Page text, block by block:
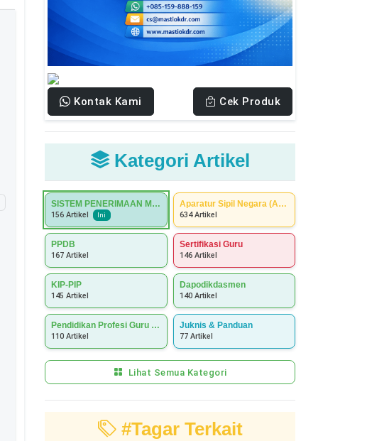
Kontak Kami Cek Produk
Kategori Artikel
SISTEM PENERIMAAN MURID BARU (SPMB)
156 Artikel Ini
Aparatur Sipil Negara (ASN)
634 Artikel
PPDB
167 Artikel
Sertifikasi Guru
146 Artikel
KIP-PIP
145 Artikel
Dapodikdasmen
140 Artikel
Pendidikan Profesi Guru (PPG)
110 Artikel
Juknis & Panduan
77 Artikel
Lihat Semua Kategori
#Tagar Terkait